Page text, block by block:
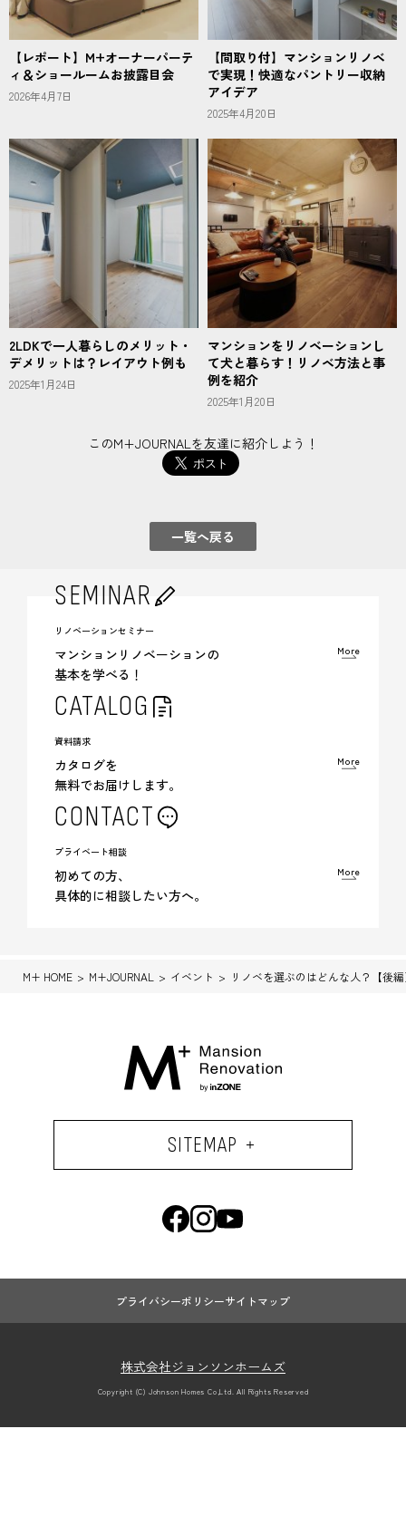
【レポート】M+オーナーパーテ
ィ＆ショールームお披露目会
2026年4月7日
【間取り付】マンションリノベ
で実現！快適なパントリー収納
アイデア
2025年4月20日
2LDKで一人暮らしのメリット・
デメリットは？レイアウト例も
2025年1月24日
マンションをリノベーションし
て犬と暮らす！リノベ方法と事
例を紹介
2025年1月20日
このM+JOURNALを友達に紹介しよう！
一覧へ戻る
SEMINAR
リノベーションセミナー
マンションリノベーションの
基本を学べる！
More
CATALOG
資料請求
カタログを
無料でお届けします。
More
CONTACT
プライベート相談
初めての方、
具体的に相談したい方へ。
More
M+ HOME M+JOURNAL イベント リノベを選ぶのはどんな人？【後
SITEMAP
プライバシーポリシーサイトマップ
株式会社ジョンソンホームズ
Copyright (C) Johnson Homes Co,Ltd. All Rights Reserved